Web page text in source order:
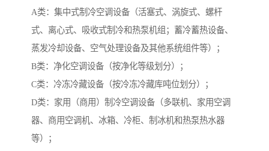
A类：集中式制冷空调设备（活塞式、涡旋式、螺杆
式、离心式、吸收式制冷和热泵机组；蓄冷蓄热设备、
蒸发冷却设备、空气处理设备及其他系统组件等）；
B类：净化空调设备（按净化等级划分）；
C类：冷冻冷藏设备（按冷冻冷藏库吨位划分）；
D类：家用（商用）制冷空调设备（多联机、家用空调
器、商用空调机、冰箱、冷柜、制冰机和热泵热水器
等）；